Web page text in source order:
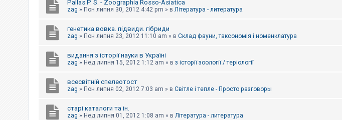
Pallas P. S. - Zoographia Rosso-Asiatica
zag » Пон липня 30, 2012 4:42 pm » в Література - литература
генетика вовка. підвиди. гібриди
zag » Пон липня 23, 2012 11:10 am » в Склад фауни, таксономія і номенклатура
видання з історії науки в Україні
zag » Нед липня 15, 2012 1:12 am » в з історії зоології / теріології
всесвітній спелеотост
zag » Пон липня 02, 2012 7:03 am » в Світле і тепле - Просто разговоры
старі каталоги та ін.
zag » Нед липня 01, 2012 1:08 am » в Література - литература